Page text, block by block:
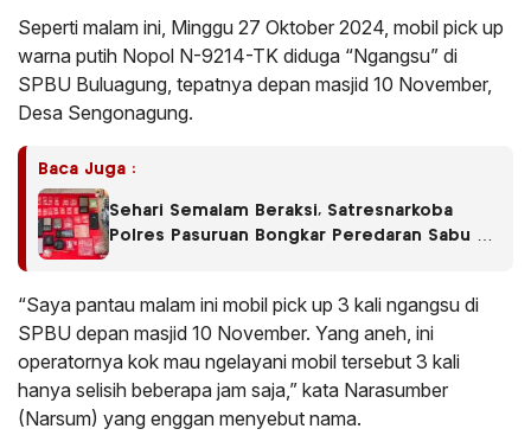
Seperti malam ini, Minggu 27 Oktober 2024, mobil pick up
warna putih Nopol N-9214-TK diduga “Ngangsu” di
SPBU Buluagung, tepatnya depan masjid 10 November,
Desa Sengonagung.
Baca Juga :
Sehari Semalam Beraksi, Satresnarkoba
Polres Pasuruan Bongkar Peredaran Sabu di
“Saya pantau malam ini mobil pick up 3 kali ngangsu di
SPBU depan masjid 10 November. Yang aneh, ini
operatornya kok mau ngelayani mobil tersebut 3 kali
hanya selisih beberapa jam saja,” kata Narasumber
(Narsum) yang enggan menyebut nama.